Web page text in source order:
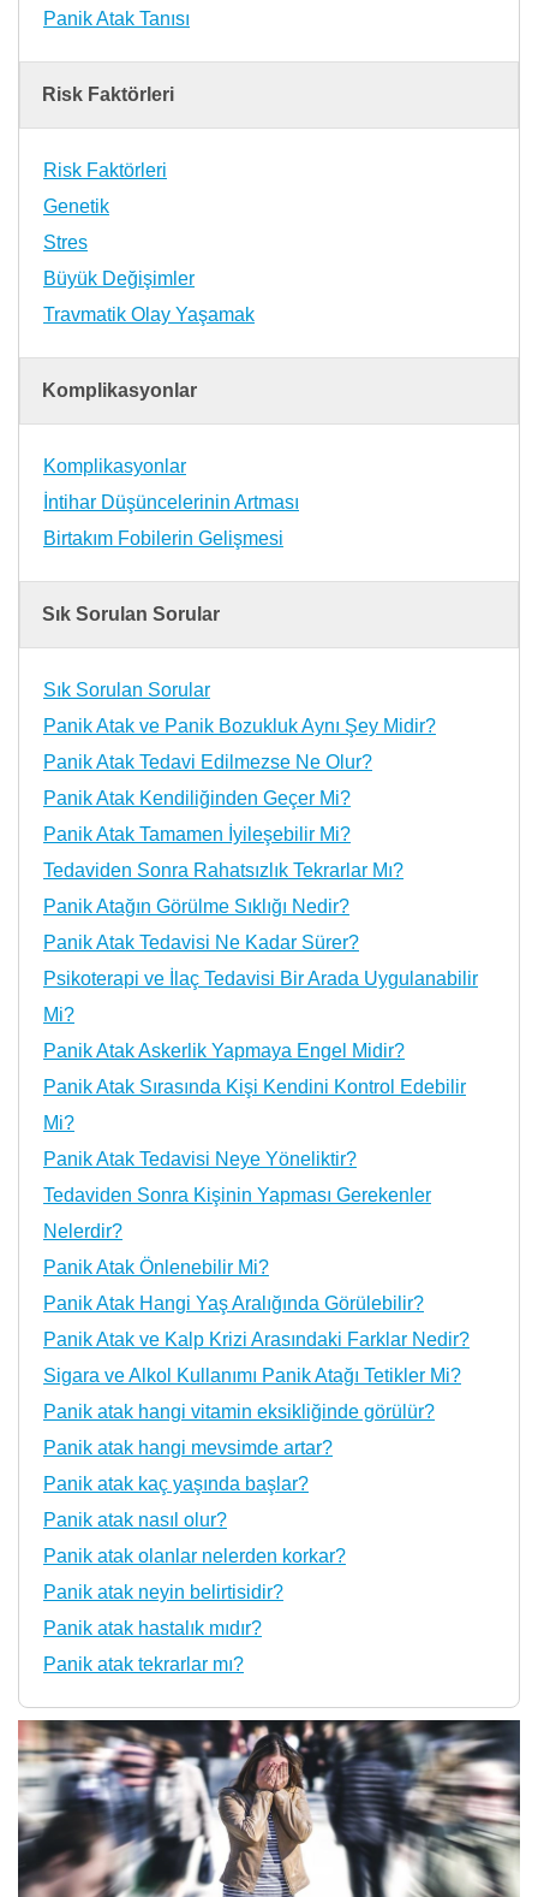
Panik Atak Tanısı
Risk Faktörleri
Risk Faktörleri
Genetik
Stres
Büyük Değişimler
Travmatik Olay Yaşamak
Komplikasyonlar
Komplikasyonlar
İntihar Düşüncelerinin Artması
Birtakım Fobilerin Gelişmesi
Sık Sorulan Sorular
Sık Sorulan Sorular
Panik Atak ve Panik Bozukluk Aynı Şey Midir?
Panik Atak Tedavi Edilmezse Ne Olur?
Panik Atak Kendiliğinden Geçer Mi?
Panik Atak Tamamen İyileşebilir Mi?
Tedaviden Sonra Rahatsızlık Tekrarlar Mı?
Panik Atağın Görülme Sıklığı Nedir?
Panik Atak Tedavisi Ne Kadar Sürer?
Psikoterapi ve İlaç Tedavisi Bir Arada Uygulanabilir
Mi?
Panik Atak Askerlik Yapmaya Engel Midir?
Panik Atak Sırasında Kişi Kendini Kontrol Edebilir
Mi?
Panik Atak Tedavisi Neye Yöneliktir?
Tedaviden Sonra Kişinin Yapması Gerekenler
Nelerdir?
Panik Atak Önlenebilir Mi?
Panik Atak Hangi Yaş Aralığında Görülebilir?
Panik Atak ve Kalp Krizi Arasındaki Farklar Nedir?
Sigara ve Alkol Kullanımı Panik Atağı Tetikler Mi?
Panik atak hangi vitamin eksikliğinde görülür?
Panik atak hangi mevsimde artar?
Panik atak kaç yaşında başlar?
Panik atak nasıl olur?
Panik atak olanlar nelerden korkar?
Panik atak neyin belirtisidir?
Panik atak hastalık mıdır?
Panik atak tekrarlar mı?